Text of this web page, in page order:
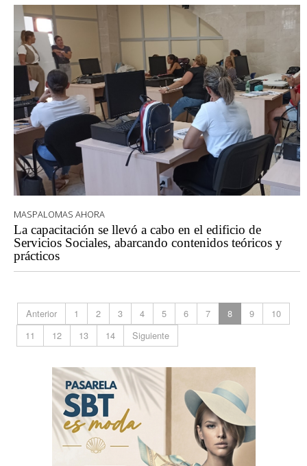
MASPALOMAS AHORA
La capacitación se llevó a cabo en el edificio de
Servicios Sociales, abarcando contenidos teóricos y
prácticos
Anterior 1 2 3 4 5 6 7 8 9
10
11
12 13 14 Siguiente